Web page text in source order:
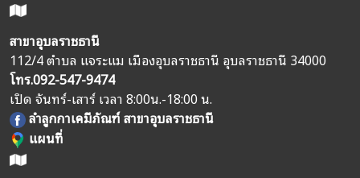
สาขาอุบลราชธานี
112/4 ตำบล แจระแม เมืองอุบลราชธานี อุบลราชธานี 34000
โทร.092-547-9474
เปิด จันทร์-เสาร์ เวลา 8:00น.-18:00 น.
ลำลูกกาเคมีภัณฑ์ สาขาอุบลราชธานี
แผนที่